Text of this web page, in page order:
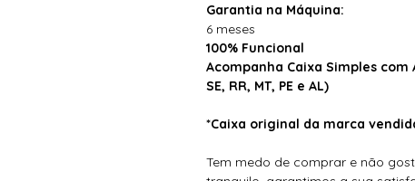
Garantia na Máquina:
6 meses
100% Funcional
Acompanha Caixa Simples
SE, RR, MT, PE e AL)
*Caixa original da marca
Tem medo de comprar e não